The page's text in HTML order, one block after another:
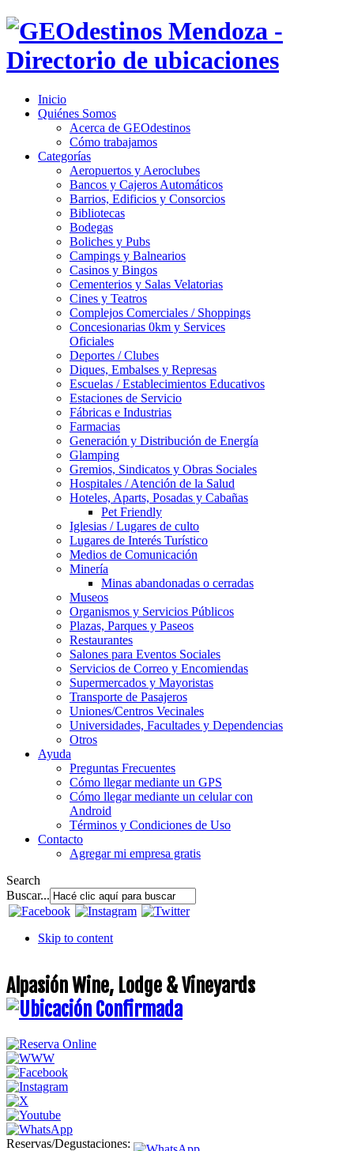
Inicio
Quiénes Somos
Acerca de GEOdestinos
Cómo trabajamos
Categorías
Aeropuertos y Aeroclubes
Bancos y Cajeros Automáticos
Barrios, Edificios y Consorcios
Bibliotecas
Bodegas
Boliches y Pubs
Campings y Balnearios
Casinos y Bingos
Cementerios y Salas Velatorias
Cines y Teatros
Complejos Comerciales / Shoppings
Concesionarias 0km y Services
Oficiales
Deportes / Clubes
Diques, Embalses y Represas
Escuelas / Establecimientos Educativos
Estaciones de Servicio
Fábricas e Industrias
Farmacias
Generación y Distribución de Energía
Glamping
Gremios, Sindicatos y Obras Sociales
Hospitales / Atención de la Salud
Hoteles, Aparts, Posadas y Cabañas
Pet Friendly
Iglesias / Lugares de culto
Lugares de Interés Turístico
Medios de Comunicación
Minería
Minas abandonadas o cerradas
Museos
Organismos y Servicios Públicos
Plazas, Parques y Paseos
Restaurantes
Salones para Eventos Sociales
Servicios de Correo y Encomiendas
Supermercados y Mayoristas
Transporte de Pasajeros
Uniones/Centros Vecinales
Universidades, Facultades y Dependencias
Otros
Ayuda
Preguntas Frecuentes
Cómo llegar mediante un GPS
Cómo llegar mediante un celular con
Android
Términos y Condiciones de Uso
Contacto
Agregar mi empresa gratis
Search
Buscar...
Skip to content
Alpasión Wine, Lodge & Vineyards
Reservas/Degustaciones: